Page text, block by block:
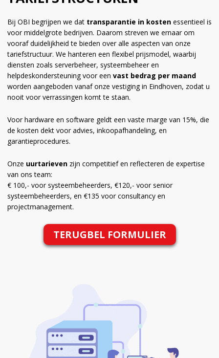
Bij OBI begrijpen we dat transparantie in kosten essentieel is
voor middelgrote bedrijven. Daarom streven we ernaar om
vooraf duidelijkheid te bieden over alle aspecten van onze
tariefstructuur. We hanteren een flexibel prijsmodel, waarbij
diensten zoals serverbeheer, systeembeheer en
helpdeskondersteuning voor een vast bedrag per maand
worden aangeboden vanaf onze vestiging in Eindhoven, zodat u
nooit voor verrassingen komt te staan.
Voor hardware en software geldt een vaste marge van 15%, die
de kosten dekt voor advies, inkoopafhandeling, en
garantieprocedures.
Onze uurtarieven zijn competitief en reflecteren de expertise
van ons team:
€ 100,- voor systeembeheerders, €120,- voor senior
systeembeheerders, en €135 voor consultancy en
projectmanagement.
TERUGBEL FORMULIER